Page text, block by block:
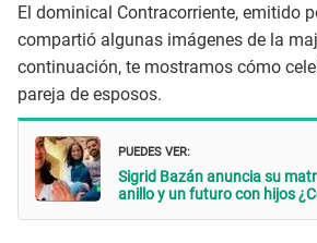
El dominical Contracorriente, emitido
compartió algunas imágenes de la
continuación, te mostramos cómo
pareja de esposos.
PUEDES VER:
Sigrid Bazán anuncia su
anillo y un futuro con hijos